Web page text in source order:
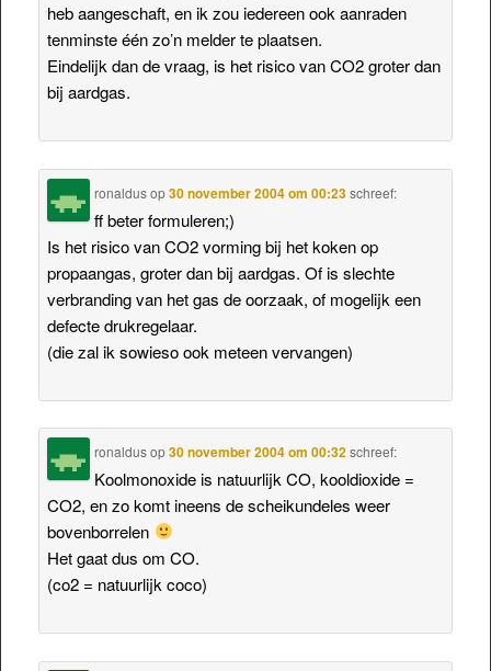
heb aangeschaft, en ik zou iedereen ook aanraden
tenminste één zo’n melder te plaatsen.
Eindelijk dan de vraag, is het risico van CO2 groter dan
bij aardgas.
ronaldusop30 november 2004 om 00:23 schreef:
ff beter formuleren;)
Is het risico van CO2 vorming bij het koken op
propaangas, groter dan bij aardgas. Of is slechte
verbranding van het gas de oorzaak, of mogelijk een
defecte drukregelaar.
(die zal ik sowieso ook meteen vervangen)
ronaldusop30 november 2004 om 00:32 schreef:
Koolmonoxide is natuurlijk CO, kooldioxide =
CO2, en zo komt ineens de scheikundeles weer
bovenborrelen
Het gaat dus om CO.
(co2 = natuurlijk coco)